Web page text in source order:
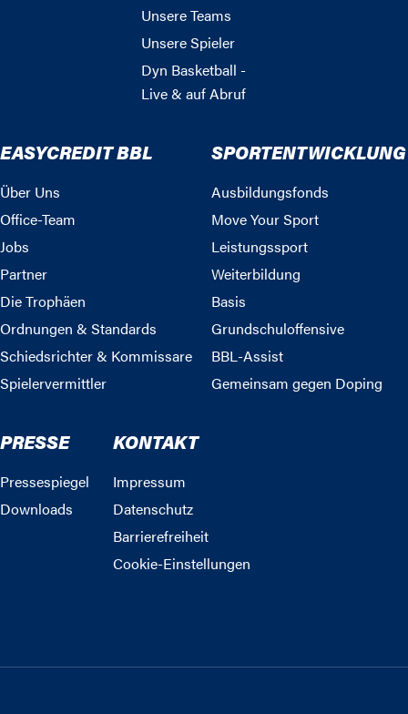
Unsere Teams
Unsere Spieler
Dyn Basketball -
Live & auf Abruf
EASYCREDIT BBL
Über Uns
Office-Team
Jobs
Partner
Die Trophäen
Ordnungen & Standards
Schiedsrichter & Kommissare
Spielervermittler
SPORTENTWICKLUNG
Ausbildungsfonds
Move Your Sport
Leistungssport
Weiterbildung
Basis
Grundschuloffensive
BBL-Assist
Gemeinsam gegen Doping
PRESSE
Pressespiegel
Downloads
KONTAKT
Impressum
Datenschutz
Barrierefreiheit
Cookie-Einstellungen